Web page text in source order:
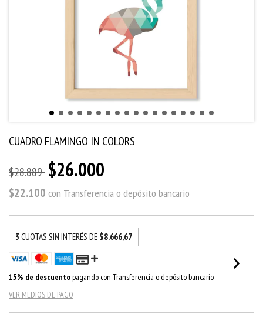
CUADRO FLAMINGO IN COLORS
$28.889 $26.000
$22.100 con Transferencia o depósito bancario
3 CUOTAS SIN INTERÉS DE $8.666,67
15% de descuentopagando con Transferencia o depósito bancario
VER MEDIOS DE PAGO